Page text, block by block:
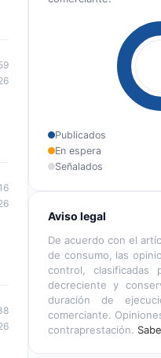
Publicados
En espera
Señalados
Aviso legal
De acuerdo con el
de consumo, las
control, clasificadas
decreciente y
duración de
comerciante.
contraprestación.